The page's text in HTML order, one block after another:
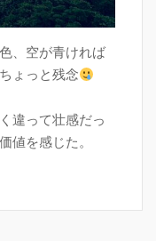
、空が青ければ
ょっと残念
違って壮感だっ
値を感じた。